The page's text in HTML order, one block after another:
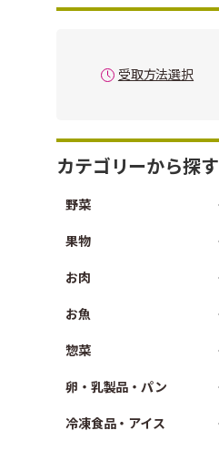
受取方法選択
カテゴリーから探す
野菜
果物
お肉
お魚
惣菜
卵・乳製品・パン
冷凍食品・アイス